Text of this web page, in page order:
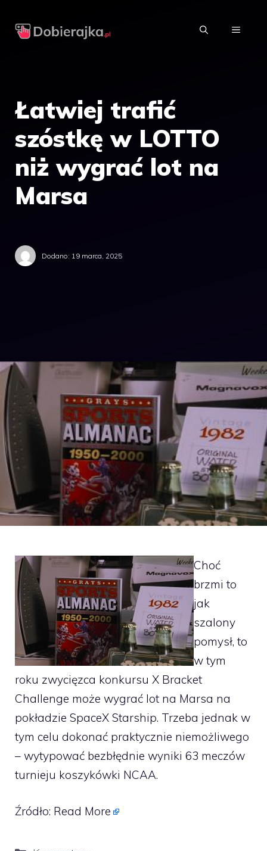
MENU
Łatwiej trafić
szóstkę w LOTTO
niż wygrać lot na
Marsa
Dodano: 19 marca, 2025
Choć
brzmi to
jak
szalony
pomysł, to
w tym
roku zwycięzca konkursu X Bracket
Challenge może wygrać lot na Marsa na
pokładzie SpaceX Starship. Trzeba jednak w
tym celu dokonać praktycznie niemożliwego
– wytypować bezbłędnie wyniki 63 meczów
turnieju koszykówki NCAA.
Źródło: Read More